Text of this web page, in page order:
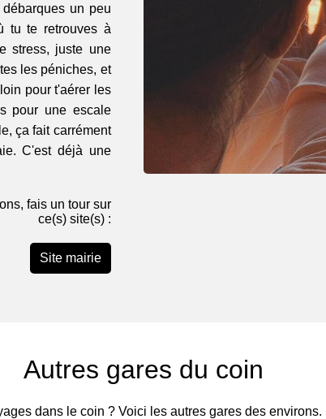
un peu
tu te retrouves à
stress, juste une
les péniches, et
pour t'aérer les
pour une escale
ça fait carrément
C'est déjà une
fais un tour sur
ce(s) site(s) :
Site mairie
Autres gares du coin
dans le coin ? Voici les autres gares des environs.